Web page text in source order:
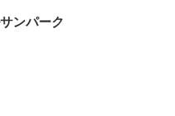
ンパーク